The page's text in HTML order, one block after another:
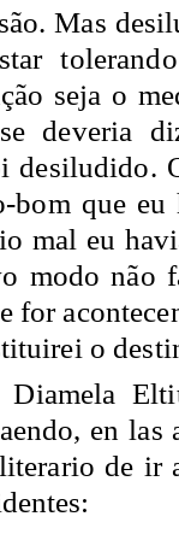
Mas
seja o
deveria
desiludido.
bom que
mal eu
modo não
for
o
en las
de ir